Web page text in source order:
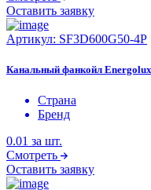
Оставить заявку
Артикул: SF3D600G50-4P
Канальный фанкойл
Страна
Бренд
0.01 за шт.
Смотреть
Оставить заявку